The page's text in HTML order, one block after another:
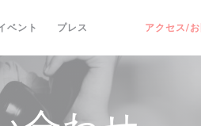
ベント プレス
((新しいウィンドウ
((新しいウィン
アクセス/